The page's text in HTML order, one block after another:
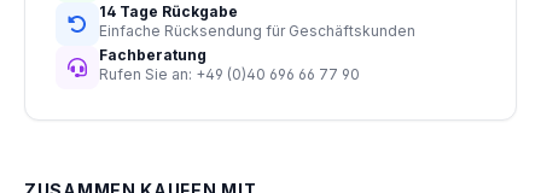
14 Tage Rückgabe
Einfache Rücksendung für Geschäftskunden
Fachberatung
Rufen Sie an: +49 (0)40 696 66 77 90